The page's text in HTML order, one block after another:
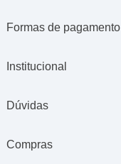
Formas de pagamento
Institucional
Dúvidas
Compras